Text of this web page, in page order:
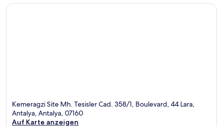
Kemeragzi Site Mh. Tesisler Cad. 358/1, Boulevard, 44 Lara,
Antalya, Antalya, 07160
Auf Karte anzeigen